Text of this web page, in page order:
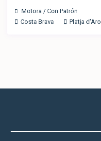
Motora /Con Patrón
Costa Brava
Platja d'Aro